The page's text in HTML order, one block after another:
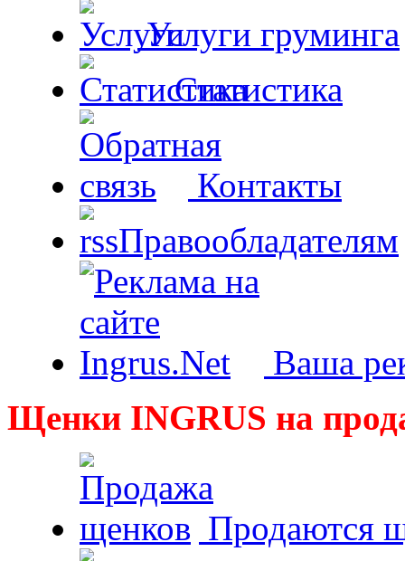
Услуги груминга
Статистика
Контакты
Правообладателям
Ваша
Щенки INGRUS на
Продаются